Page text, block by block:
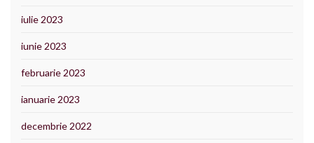
iulie 2023
iunie 2023
februarie 2023
ianuarie 2023
decembrie 2022